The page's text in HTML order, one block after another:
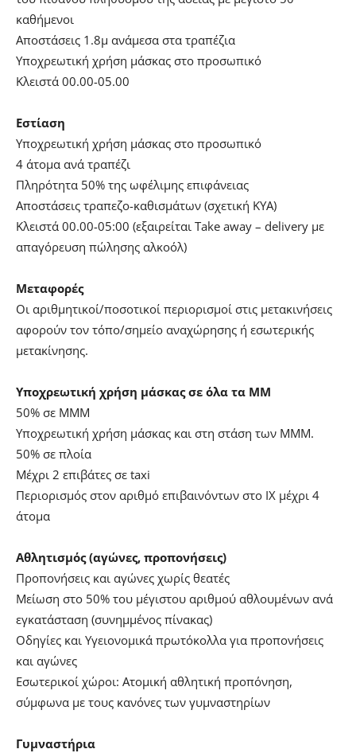
καθήμενοι
Αποστάσεις 1.8μ ανάμεσα στα τραπέζια
Υποχρεωτική χρήση μάσκας στο προσωπικό
Κλειστά 00.00-05.00
Εστίαση
Υποχρεωτική χρήση μάσκας στο προσωπικό
4 άτομα ανά τραπέζι
Πληρότητα 50% της ωφέλιμης επιφάνειας
Αποστάσεις τραπεζο-καθισμάτων (σχετική ΚΥΑ)
Κλειστά 00.00-05:00 (εξαιρείται Take away – delivery με
απαγόρευση πώλησης αλκοόλ)
Μεταφορές
Οι αριθμητικοί/ποσοτικοί περιορισμοί στις μετακινήσεις
αφορούν τον τόπο/σημείο αναχώρησης ή εσωτερικής
μετακίνησης.
Υποχρεωτική χρήση μάσκας σε όλα τα ΜΜ
50% σε ΜΜΜ
Υποχρεωτική χρήση μάσκας και στη στάση των ΜΜΜ.
50% σε πλοία
Μέχρι 2 επιβάτες σε taxi
Περιορισμός στον αριθμό επιβαινόντων στο ΙΧ μέχρι 4
άτομα
Αθλητισμός (αγώνες, προπονήσεις)
Προπονήσεις και αγώνες χωρίς θεατές
Μείωση στο 50% του μέγιστου αριθμού αθλουμένων ανά
εγκατάσταση (συνημμένος πίνακας)
Οδηγίες και Υγειονομικά πρωτόκολλα για προπονήσεις
και αγώνες
Εσωτερικοί χώροι: Ατομική αθλητική προπόνηση,
σύμφωνα με τους κανόνες των γυμναστηρίων
Γυμναστήρια